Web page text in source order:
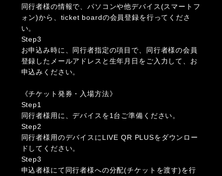
同行者様の情報で、パソコンや他デバイス(スマートフ
ォン)から、ticket boardの会員登録を行ってくださ
い。
Step3
お申込み時に、同行者指定の項目で、同行者様の会員
登録したメールアドレスと生年月日をご入力して、お
申込みください。
《チケット発券・入場方法》
Step1
同行者様用に、デバイスを1台ご準備ください。
Step2
同行者様用のデバイスにLIVE QR PLUSをダウンロー
ドしてください。
Step3
申込者様にて同行者様への分配(チケットを渡す)を行